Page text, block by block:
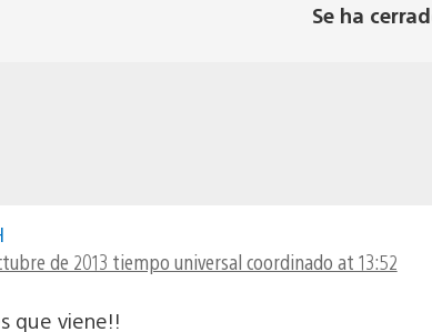
Se ha
de 2013 tiempo universal coordinado at 13:52
que viene!!